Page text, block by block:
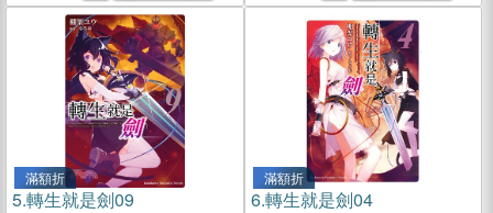
滿額折
5.轉生就是劍09
滿額折
6.轉生就是劍04